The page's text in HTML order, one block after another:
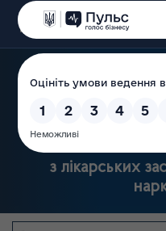
Державна
з лікарських